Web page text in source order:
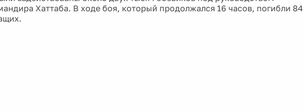
Хаттаба. В ходе боя, который продолжался 16 часов, погибли 84